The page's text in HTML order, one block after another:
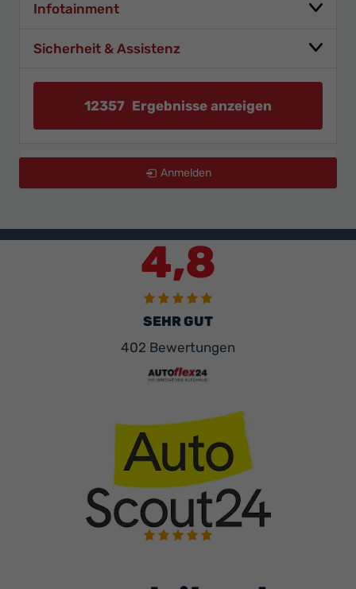
Infotainment
Sicherheit & Assistenz
12357 Ergebnisse anzeigen
Anmelden
4,8
SEHR GUT
402 Bewertungen